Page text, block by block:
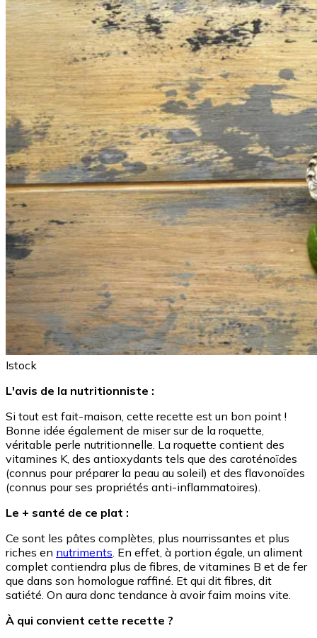
Istock
L'avis de la nutritionniste :
Si tout est fait-maison, cette recette est un bon point !
Bonne idée également de miser sur de la roquette,
véritable perle nutritionnelle. La roquette contient des
vitamines K, des antioxydants tels que des caroténoïdes
(connus pour préparer la peau au soleil) et des flavonoïdes
(connus pour ses propriétés anti-inflammatoires).
Le + santé de ce plat :
Ce sont les pâtes complètes, plus nourrissantes et plus
riches en nutriments. En effet, à portion égale, un aliment
complet contiendra plus de fibres, de vitamines B et de fer
que dans son homologue raffiné. Et qui dit fibres, dit
satiété. On aura donc tendance à avoir faim moins vite.
À qui convient cette recette ?